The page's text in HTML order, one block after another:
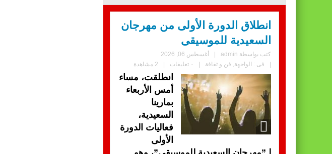
انطلاق الدورة الأولى من مهرجان
السعيدية للموسيقى
كتب بواسطة admin
أغسطس 06, 2026
فى : الواجهة, فن و ثقافة ٠ تعليقات 2 مشاهدة
انطلقت، مساء
أمس الأربعاء
بمارينا
السعيدية،
فعاليات الدورة
الأولى